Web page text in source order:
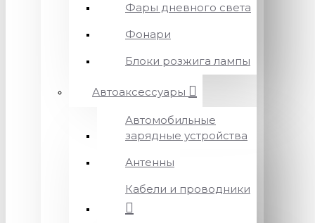
Фары дневного света
Фонари
Блоки розжига лампы
Автоаксессуары
Автомобильные
зарядные устройства
Антенны
Кабели и проводники